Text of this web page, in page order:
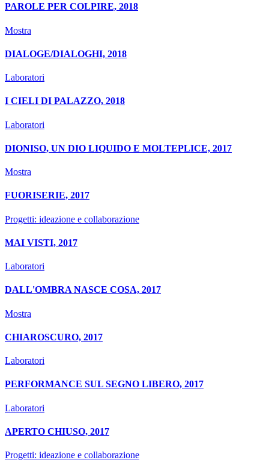
PAROLE PER COLPIRE, 2018
Mostra
DIALOGE/DIALOGHI, 2018
Laboratori
I CIELI DI PALAZZO, 2018
Laboratori
DIONISO, UN DIO LIQUIDO E MOLTEPLICE, 2017
Mostra
FUORISERIE, 2017
Progetti: ideazione e collaborazione
MAI VISTI, 2017
Laboratori
DALL'OMBRA NASCE COSA, 2017
Mostra
CHIAROSCURO, 2017
Laboratori
PERFORMANCE SUL SEGNO LIBERO, 2017
Laboratori
APERTO CHIUSO, 2017
Progetti: ideazione e collaborazione